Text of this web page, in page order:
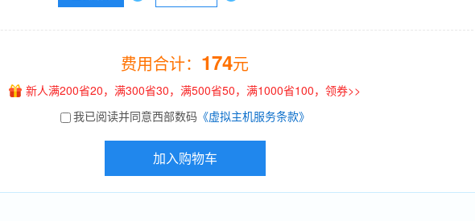
费用合计： 174元
新人满200省20，满300省30，满500省50，满1000省100，领券>>
我已阅读并同意西部数码 《虚拟主机服务条款》
加入购物车